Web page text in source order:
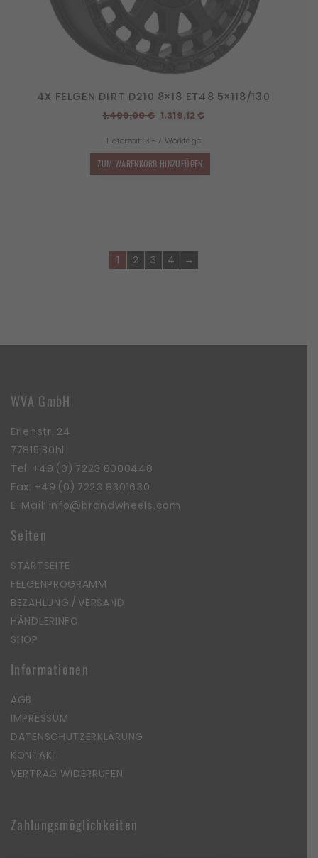
4X FELGEN DIRT D210 8×18 ET48 5×118/130
1.499,00€ Ursprünglicher
war:
1.499,00 €
1.319,12€Aktueller
Lieferzeit: 3 - 7 Werktage
ZUM WARENKORB HINZUFÜGEN
1 2 3 4 →
WVA GmbH
Erlenstr. 24
77815 Bühl
Tel: +49 (0) 7223 8000448
Fax: +49 (0) 7223 8301630
E-Mail: info@brandwheels.com
Seiten
STARTSEITE
FELGENPROGRAMM
BEZAHLUNG / VERSAND
HÄNDLERINFO
SHOP
Informationen
AGB
IMPRESSUM
DATENSCHUTZERKLÄRUNG
KONTAKT
VERTRAG WIDERRUFEN
Zahlungsmöglichkeiten